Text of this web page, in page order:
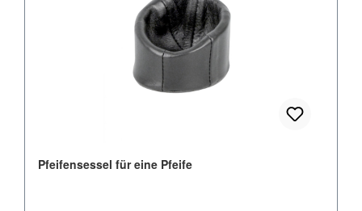
Pfeifensessel für eine Pfeife